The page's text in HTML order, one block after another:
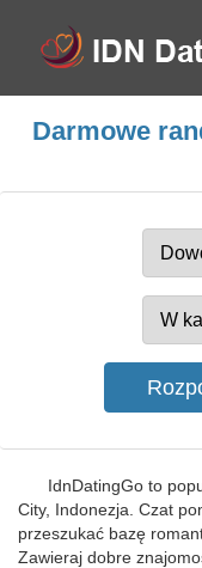
Darmowe
IdnDatingGo to
City, Indonezja. Czat
przeszukać bazę
Zawieraj dobre